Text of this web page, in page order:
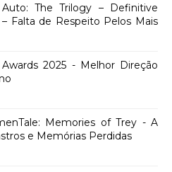
The Trilogy – Definitive
Falta de Respeito Pelos Mais
2025 - Melhor Direção
Memories of Trey - A
e Memórias Perdidas